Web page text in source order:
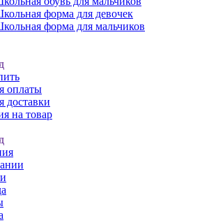
форма для девочек
форма для мальчиков
оплаты
доставки
на товар